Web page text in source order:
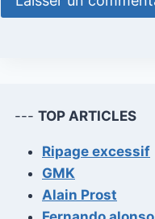
--- TOP ARTICLES
Ripage excessif
GMK
Alain Prost